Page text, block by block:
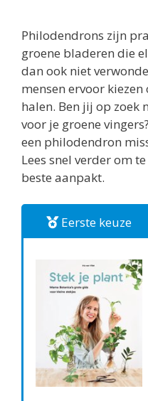
Philodendrons zijn
groene bladeren die
dan ook niet
mensen ervoor
halen. Ben jij op zoek
voor je groene
een philodendron
Lees snel verder om
beste aanpakt.
Eerste keuze